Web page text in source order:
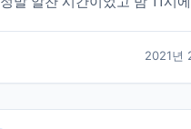
았다가 미리 준비를 못해 나중
중요한 이야기들을 해주셨고
2021년